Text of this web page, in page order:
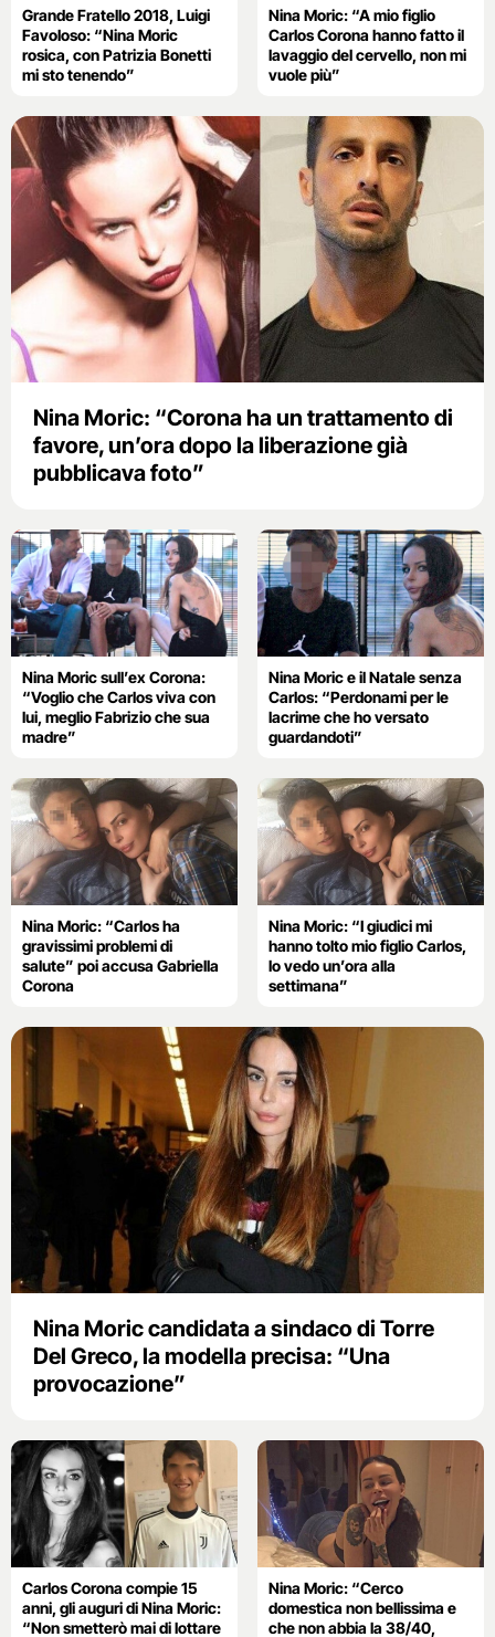
Grande Fratello 2018, Luigi
Favoloso: “Nina Moric
rosica, con Patrizia Bonetti
mi sto tenendo”
Nina Moric: “A mio figlio
Carlos Corona hanno fatto il
lavaggio del cervello, non mi
vuole più”
Nina Moric: “Corona ha un trattamento di
favore, un’ora dopo la liberazione già
pubblicava foto”
Nina Moric sull’ex Corona:
“Voglio che Carlos viva con
lui, meglio Fabrizio che sua
madre”
Nina Moric e il Natale senza
Carlos: “Perdonami per le
lacrime che ho versato
guardandoti”
Nina Moric: “Carlos ha
gravissimi problemi di
salute” poi accusa Gabriella
Corona
Nina Moric: “I giudici mi
hanno tolto mio figlio Carlos,
lo vedo un’ora alla
settimana”
Nina Moric candidata a sindaco di Torre
Del Greco, la modella precisa: “Una
provocazione”
Carlos Corona compie 15
anni, gli auguri di Nina Moric:
“Non smetterò mai di lottare
Nina Moric: “Cerco
domestica non bellissima e
che non abbia la 38/40,